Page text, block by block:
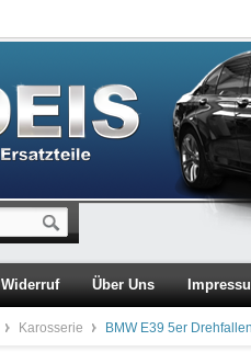
Widerruf Über Uns
Karosserie BMW E39 5er